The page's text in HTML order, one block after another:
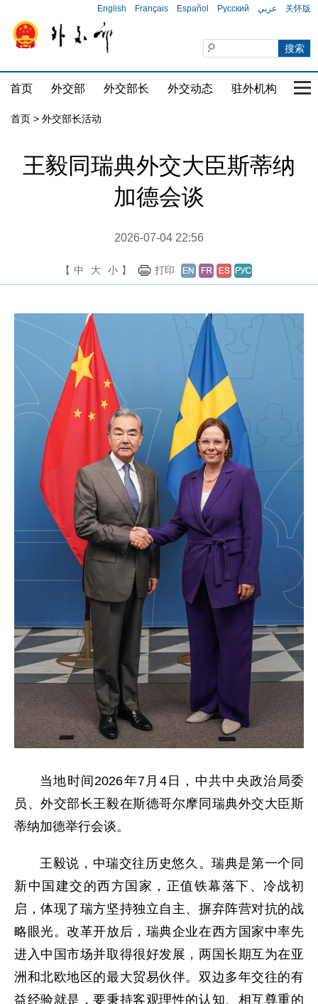
English Français Español Русский عربي 关怀版
首页 外交部 外交部长 外交动态 驻外机构 国
首页 > 外交部长活动
王毅同瑞典外交大臣斯蒂纳
加德会谈
2026-07-04 22:56
【 中 大 小 】 打印
当地时间2026年7月4日，中共中央政治局委
员、外交部长王毅在斯德哥尔摩同瑞典外交大臣斯
蒂纳加德举行会谈。
王毅说，中瑞交往历史悠久。瑞典是第一个同
新中国建交的西方国家，正值铁幕落下、冷战初
启，体现了瑞方坚持独立自主、摒弃阵营对抗的战
略眼光。改革开放后，瑞典企业在西方国家中率先
进入中国市场并取得很好发展，两国长期互为在亚
洲和北欧地区的最大贸易伙伴。双边多年交往的有
益经验就是，要秉持客观理性的认知、相互尊重的